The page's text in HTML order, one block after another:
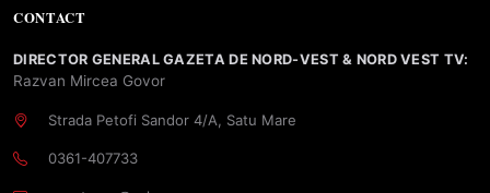
CONTACT
DIRECTOR GENERAL GAZETA DE NORD-VEST & NORD VEST TV:
Razvan Mircea Govor
Strada Petofi Sandor 4/A, Satu Mare
0361-407733